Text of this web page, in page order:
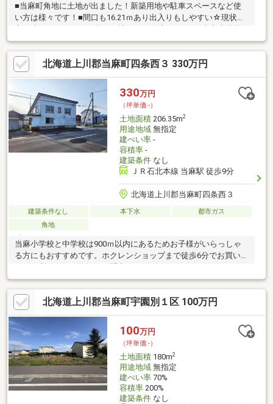
■当麻町角地に土地が出ました！新築用地や駐車スペースなど使
い方は様々です！■間口も16.21ｍあり出入りもしやすい☆現状お
家が建っていますが解体し更地にてお引渡しです。■当麻小学校
と中学校は900ｍ以内にあるためお子様がいらっしゃる方にもお
すすめです。■ホクレンショップまで徒歩6分でお買い物にも便利
です。お気軽にお問合せくださいませ☆担当：星（ホシ）080-
9007-8088
北海道上川郡当麻町四条西３ 330万円
330万円
（坪単価:-）
土地面積206.35m2
用途地域無指定
建ぺい率-
容積率-
建築条件なし
ＪＲ石北本線 当麻駅 徒歩9分
北海道上川郡当麻町四条西３
建築条件なし 本下水
都市ガス
角地
当麻小学校と中学校は900ｍ以内にあるためお子様がいらっしゃ
る方にもおすすめです。ホクレンショップまで徒歩6分でお買い物
北海道上川郡当麻町宇園別１区 100万円
100万円
（坪単価:-）
土地面積180m2
用途地域無指定
建ぺい率70%
容積率200%
建築条件なし